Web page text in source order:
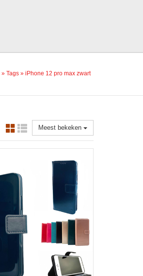
» Tags » iPhone 12 pro max zwart
Meest bekeken